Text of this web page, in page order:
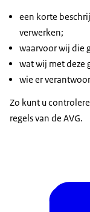
een korte
verwerken;
waarvoor wij die
wat wij met deze
wie er
Zo kunt u
regels van de AVG.